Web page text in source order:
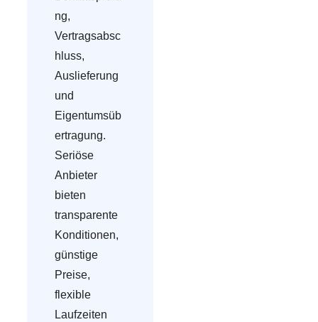
ng,
Vertragsabsc
hluss,
Auslieferung
und
Eigentumsüb
ertragung.
Seriöse
Anbieter
bieten
transparente
Konditionen,
günstige
Preise,
flexible
Laufzeiten